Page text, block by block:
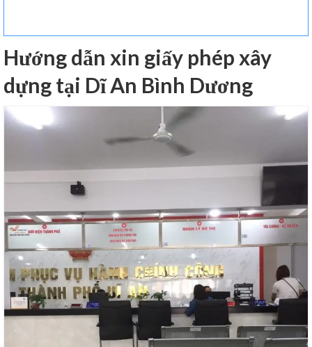
Hướng dẫn xin giấy phép xây
dựng tại Dĩ An Bình Dương